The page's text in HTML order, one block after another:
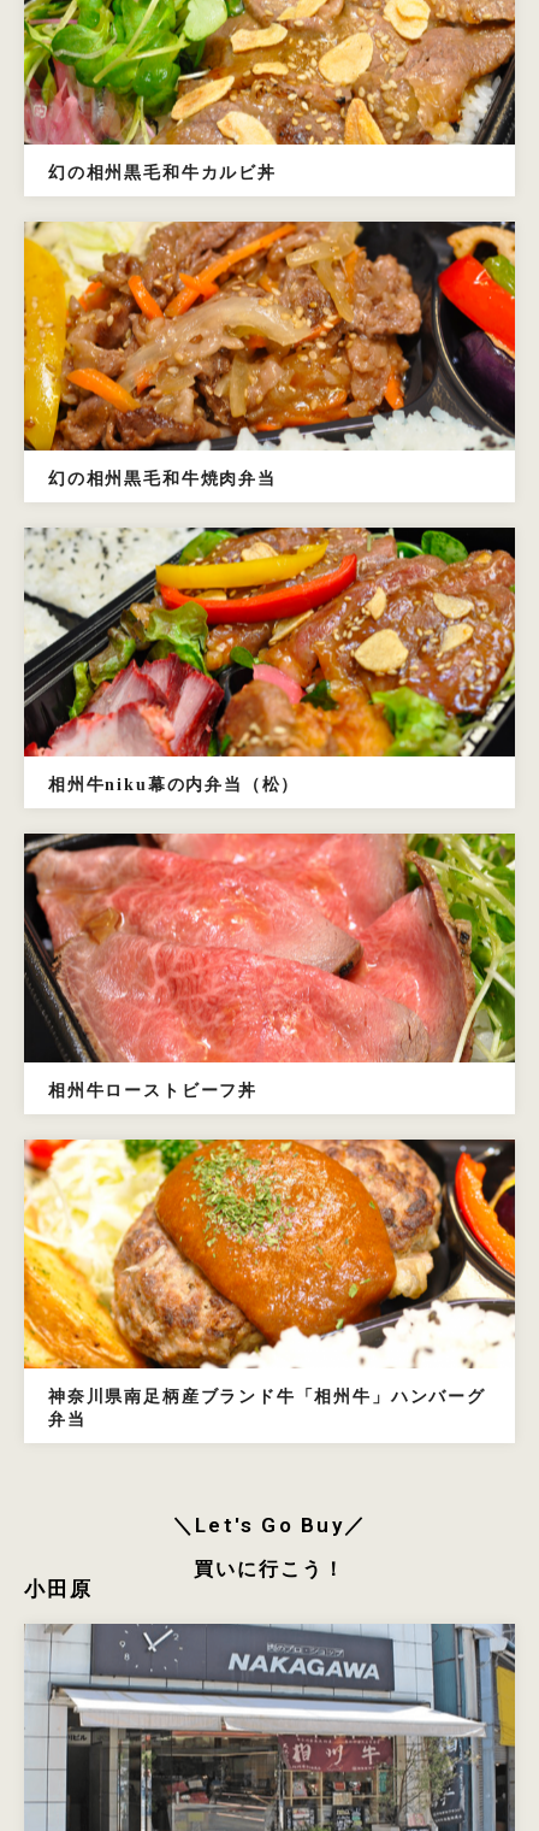
幻の相州黒毛和牛カルビ丼
幻の相州黒毛和牛焼肉弁当
相州牛niku幕の内弁当（松）
相州牛ローストビーフ丼
神奈川県南足柄産ブランド牛「相州牛」ハンバーグ
弁当
＼Let's Go Buy／
買いに行こう！
小田原